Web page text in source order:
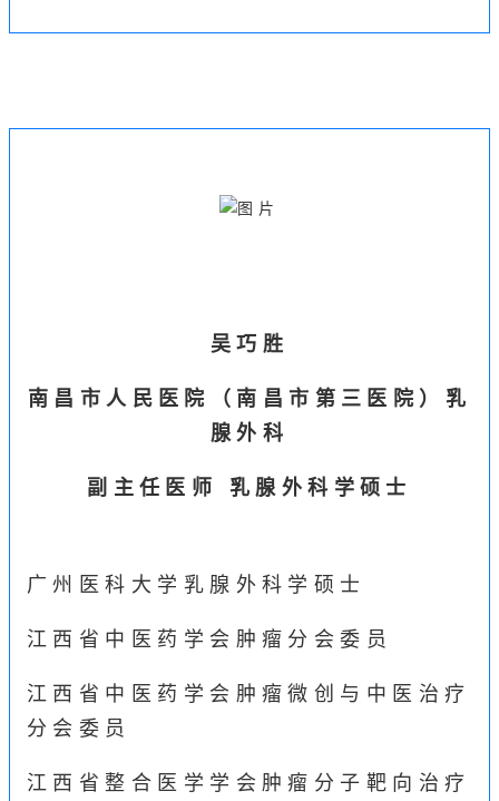
吴巧胜
南昌市人民医院（南昌市第三医院）乳
腺外科
副主任医师 乳腺外科学硕士
广州医科大学乳腺外科学硕士
江西省中医药学会肿瘤分会委员
江西省中医药学会肿瘤微创与中医治疗
分会委员
江西省整合医学学会肿瘤分子靶向治疗